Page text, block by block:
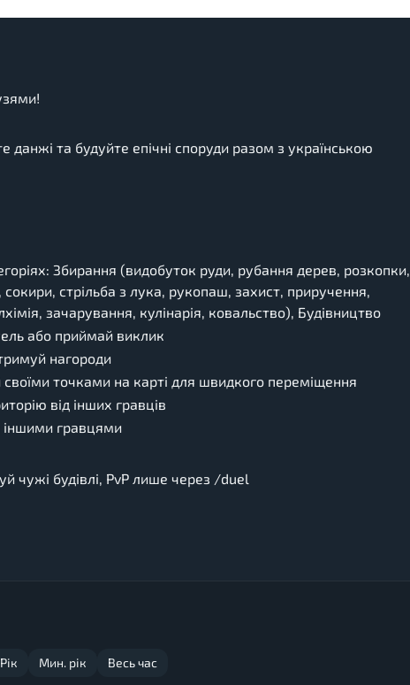
данжі та будуйте епічні споруди разом з українською
Збирання (видобуток руди, рубання дерев, розкопки,
стрільба з лука, рукопаш, захист, приручення,
зачарування, кулінарія, ковальство), Будівництво
або приймай виклик
нагороди
своїми точками на карті для швидкого переміщення
від інших гравців
іншими гравцями
чужі будівлі, PvP лише через /duel
Рік Мин. рік Весь час